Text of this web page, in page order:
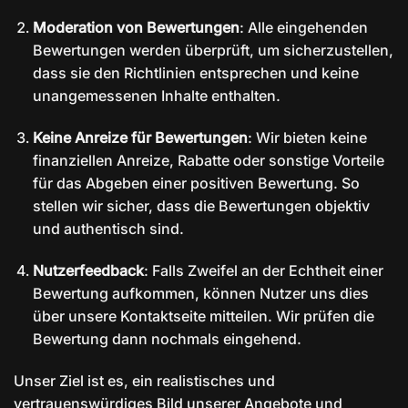
Moderation von Bewertungen: Alle eingehenden
Bewertungen werden überprüft, um sicherzustellen,
dass sie den Richtlinien entsprechen und keine
unangemessenen Inhalte enthalten.
Keine Anreize für Bewertungen: Wir bieten keine
finanziellen Anreize, Rabatte oder sonstige Vorteile
für das Abgeben einer positiven Bewertung. So
stellen wir sicher, dass die Bewertungen objektiv
und authentisch sind.
Nutzerfeedback: Falls Zweifel an der Echtheit einer
Bewertung aufkommen, können Nutzer uns dies
über unsere Kontaktseite mitteilen. Wir prüfen die
Bewertung dann nochmals eingehend.
Unser Ziel ist es, ein realistisches und
vertrauenswürdiges Bild unserer Angebote und